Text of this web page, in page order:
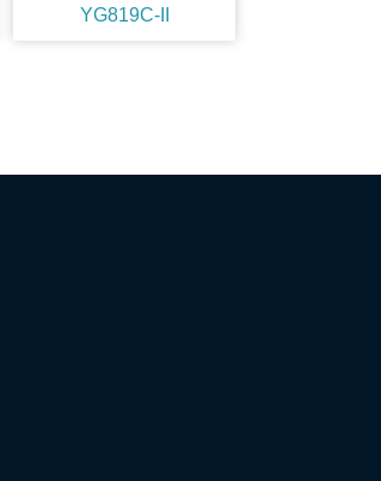
YG819C-II